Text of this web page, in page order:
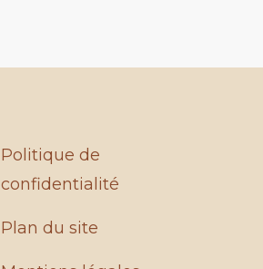
Politique de
confidentialité
Plan du site